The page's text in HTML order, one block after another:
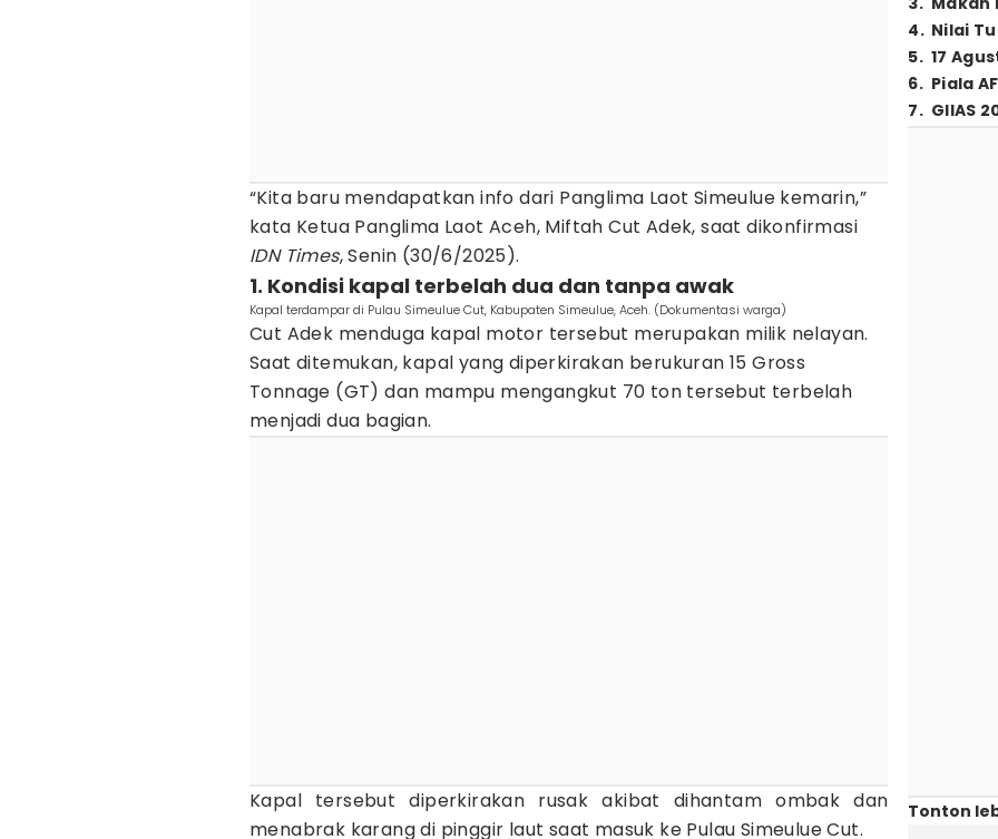
“Kita baru mendapatkan info dari Panglima Laot Simeulue kemarin,”
kata Ketua Panglima Laot Aceh, Miftah Cut Adek, saat dikonfirmasi
IDN Times, Senin (30/6/2025).
1. Kondisi kapal terbelah dua dan tanpa awak
Kapal terdampar di Pulau Simeulue Cut, Kabupaten Simeulue, Aceh. (Dokumentasi warga)
Cut Adek menduga kapal motor tersebut merupakan milik nelayan.
Saat ditemukan, kapal yang diperkirakan berukuran 15 Gross
Tonnage (GT) dan mampu mengangkut 70 ton tersebut terbelah
menjadi dua bagian.
Kapal tersebut diperkirakan rusak akibat dihantam ombak dan
menabrak karang di pinggir laut saat masuk ke Pulau Simeulue Cut.
4. Nilai
5. 17
6. Piala
7. GIIAS
Tonton